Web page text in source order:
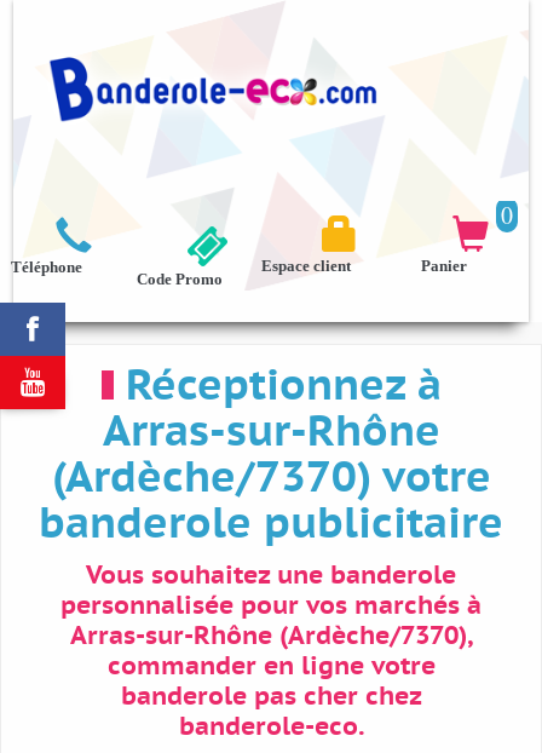



Téléphone
0

Panier

Espace client
Code Promo
Réceptionnez à
Arras-sur-Rhône
(Ardèche/7370) votre
banderole publicitaire
Vous souhaitez une banderole
personnalisée pour vos marchés à
Arras-sur-Rhône (Ardèche/7370),
commander en ligne votre
banderole pas cher chez
banderole-eco.